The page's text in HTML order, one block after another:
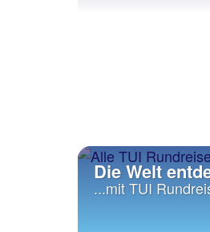
Die Welt
...mit TUI